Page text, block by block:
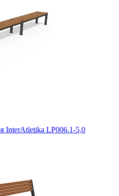
InterAtletika LP006.1-5,0